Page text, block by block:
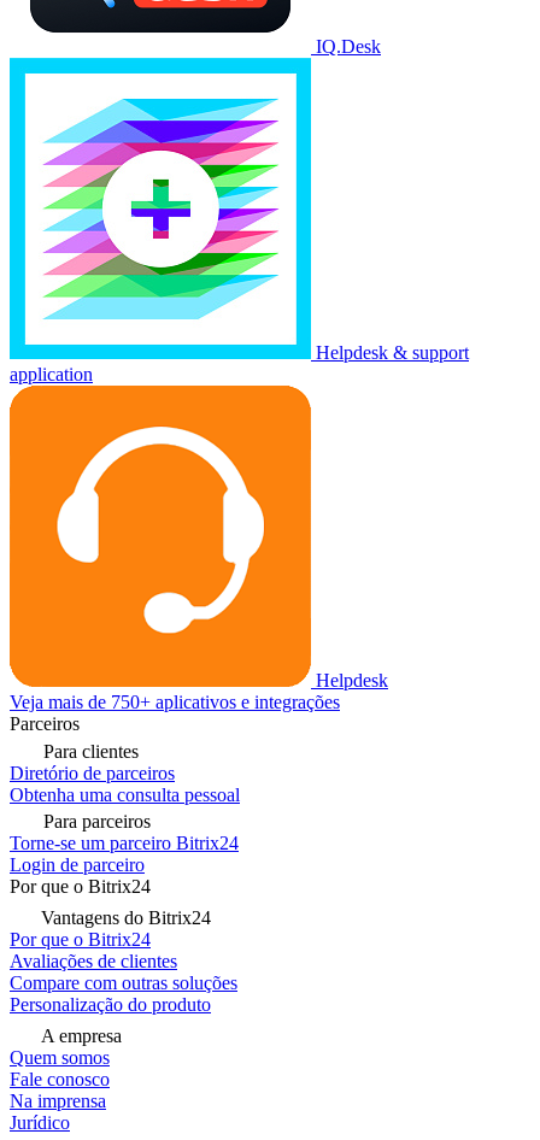
IQ.Desk
Helpdesk & support
application
Helpdesk
Veja mais de 750+ aplicativos e integrações
Parceiros
Para clientes
Diretório de parceiros
Obtenha uma consulta pessoal
Para parceiros
Torne-se um parceiro Bitrix24
Login de parceiro
Por que o Bitrix24
Vantagens do Bitrix24
Por que o Bitrix24
Avaliações de clientes
Compare com outras soluções
Personalização do produto
A empresa
Quem somos
Fale conosco
Na imprensa
Jurídico